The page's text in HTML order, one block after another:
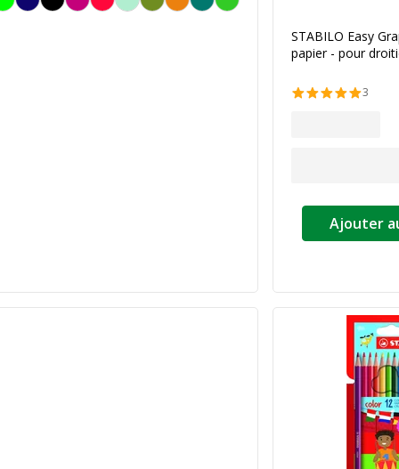
STABILO Easy
papier - pour
3
Ajouter